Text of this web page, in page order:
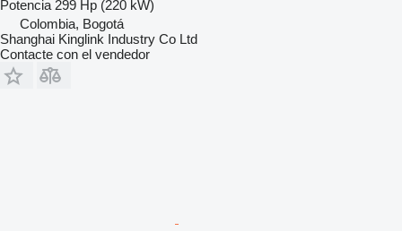
Potencia 299 Hp (220 kW)
Colombia, Bogotá
Shanghai Kinglink Industry Co Ltd
Contacte con el vendedor